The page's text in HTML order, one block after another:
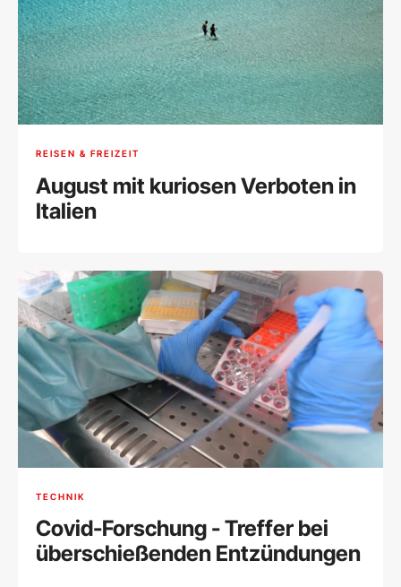
REISEN & FREIZEIT
August mit kuriosen Verboten in
Italien
TECHNIK
Covid-Forschung - Treffer bei
überschießenden Entzündungen